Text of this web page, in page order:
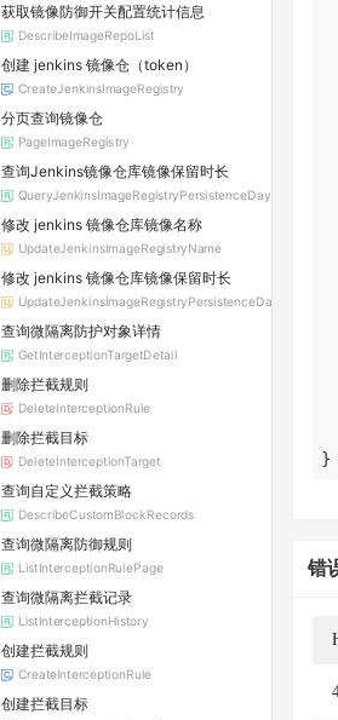
获取镜像防御开关配置统计信息
DescribeImageRepoList
创建 jenkins 镜像仓（token）
CreateJenkinsImageRegistry
分页查询镜像仓
PageImageRegistry
查询Jenkins镜像仓库镜像保留时长
QueryJenkinsImageRegistryPersistenceDay
修改 jenkins 镜像仓库镜像名称
UpdateJenkinsImageRegistryName
修改 jenkins 镜像仓库镜像保留时长
UpdateJenkinsImageRegistryPersistenceDay
查询微隔离防护对象详情
GetInterceptionTargetDetail
删除拦截规则
DeleteInterceptionRule
删除拦截目标
DeleteInterceptionTarget
查询自定义拦截策略
DescribeCustomBlockRecords
查询微隔离防御规则
ListInterceptionRulePage
查询微隔离拦截记录
ListInterceptionHistory
创建拦截规则
CreateInterceptionRule
创建拦截目标
}
错